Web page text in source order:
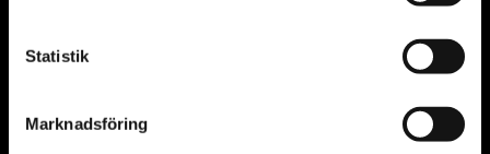
Statistik
Marknadsföring
& däckmaskiner och Master luftmaskiner. Kontakta oss
kunden.